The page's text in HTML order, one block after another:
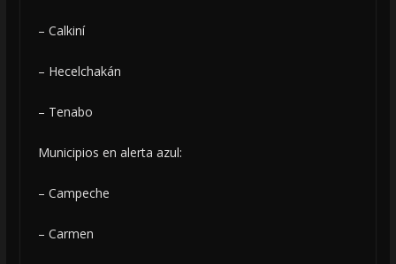
– Calkiní
– Hecelchakán
– Tenabo
Municipios en alerta azul:
– Campeche
– Carmen